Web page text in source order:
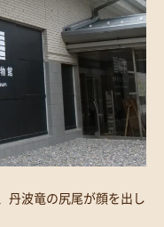
丹波竜の尻尾が顔を出し